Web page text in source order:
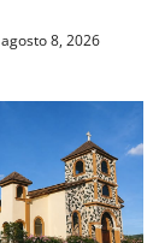
agosto 8, 2026